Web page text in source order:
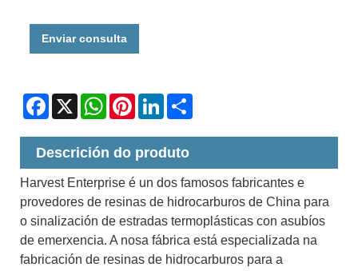
Enviar consulta
Facebook
X WhatsAppPinterestLinkedIn
Descrición do produto
Harvest Enterprise é un dos famosos fabricantes e
provedores de resinas de hidrocarburos de China para
o sinalización de estradas termoplásticas con asubíos
de emerxencia. A nosa fábrica está especializada na
fabricación de resinas de hidrocarburos para a